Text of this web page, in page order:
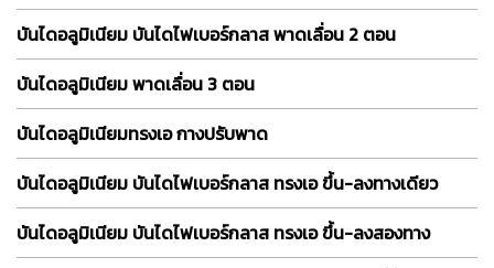
บันไดอลูมิเนียม บันไดไฟเบอร์กลาส พาดเลื่อน 2 ตอน
บันไดอลูมิเนียม พาดเลื่อน 3 ตอน
บันไดอลูมิเนียมทรงเอ กางปรับพาด
บันไดอลูมิเนียม บันไดไฟเบอร์กลาส ทรงเอ ขึ้น-ลงทางเดียว
บันไดอลูมิเนียม บันไดไฟเบอร์กลาส ทรงเอ ขึ้น-ลงสองทาง